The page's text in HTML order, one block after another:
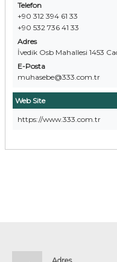
Telefon
+90 312 394 61 33
+90 532 736 41 33
Adres
İvedik Osb Mahallesi 1453
E-Posta
muhasebe@333.com.tr
Web Site
https://www.333.com.tr